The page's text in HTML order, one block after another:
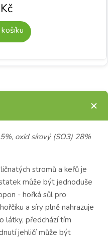
Kč
oxid sírový (SO3) 28%
stromů a keřů je
může být jednoduše
- hořká sůl pro
a síry plně nahrazuje
látky, předchází tím
jehličí může být